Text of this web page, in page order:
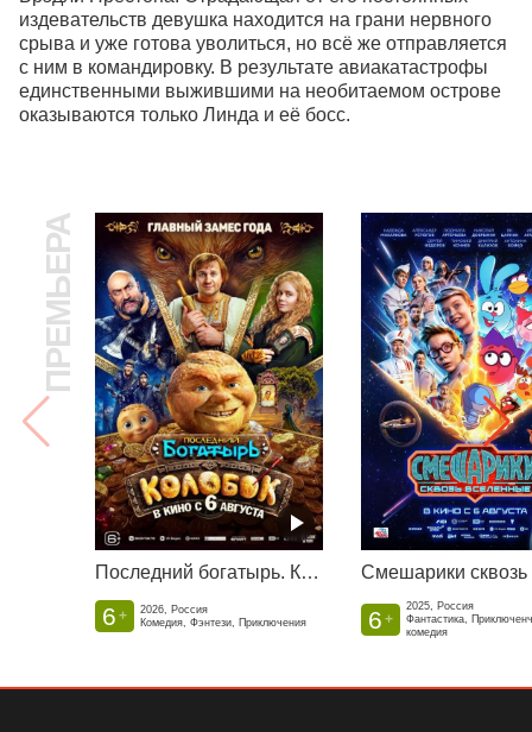
издевательств девушка находится на грани нервного
срыва и уже готова уволиться, но всё же отправляется
с ним в командировку. В результате авиакатастрофы
единственными выжившими на необитаемом острове
оказываются только Линда и её босс.
ПРЕМЬЕРА
Последний богатырь. Колобок
6 +
2026, Россия
Комедия, Фэнтези, Приключения
6 +
2025, Россия
Фантастика,
комедия